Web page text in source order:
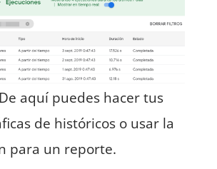
aquí puedes hacer tus
de históricos o usar la
para un reporte.